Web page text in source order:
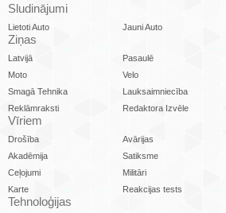
Sludinājumi
Lietoti Auto Jauni Auto
Ziņas
Latvijā Pasaulē
Moto
Velo
Smagā Tehnika
Lauksaimniecība
Reklāmraksti
Redaktora Izvēle
Vīriem
Drošība Avārijas
Akadēmija
Satiksme
Ceļojumi
Militāri
Karte
Reakcijas tests
Tehnoloģijas